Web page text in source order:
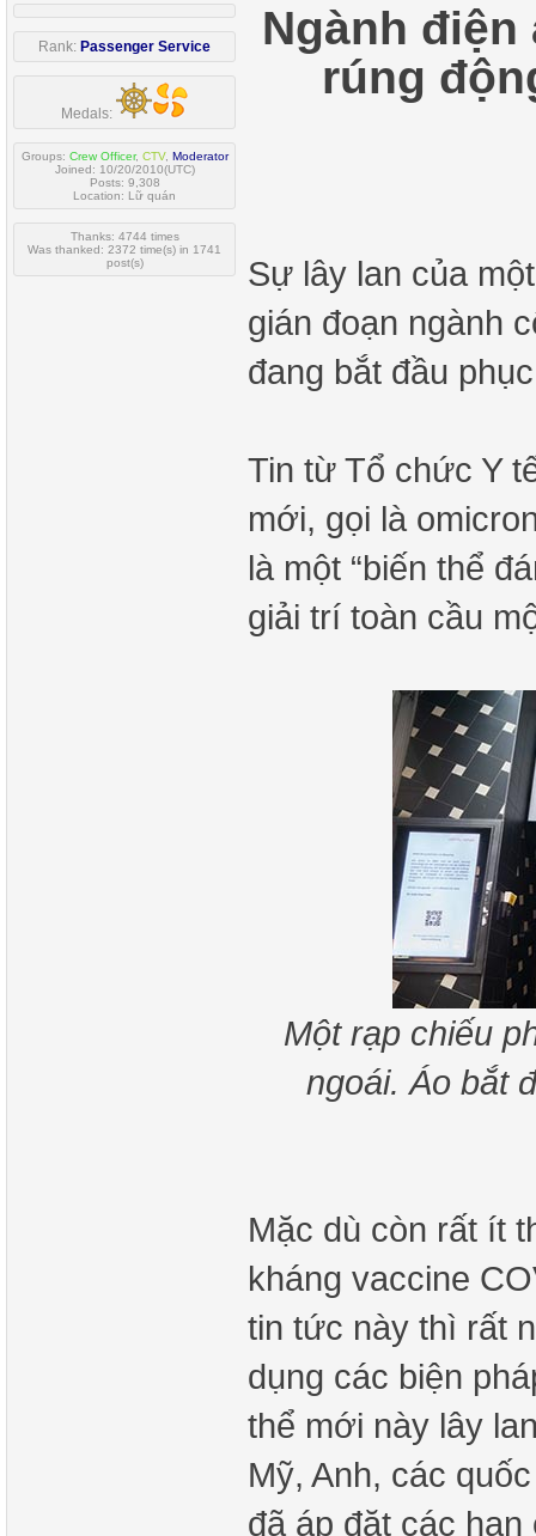
Rank: Passenger Service
Medals:
Groups: Crew Officer, CTV, Moderator
Joined: 10/20/2010(UTC)
Posts: 9,308
Location: Lữ quán
Thanks: 4744 times
Was thanked: 2372 time(s) in 1741
post(s)
Ngành
rúng
Sự lây lan của
gián đoạn ngành
đang bắt đầu
Tin từ Tổ chức Y
mới, gọi là
là một “biến thể
giải trí toàn cầu
Một rạp chiếu
ngoái. Áo bắt
Mặc dù còn rất ít
kháng vaccine
tin tức này thì rất
dụng các biện
thể mới này lây
Mỹ, Anh, các
đã áp đặt các